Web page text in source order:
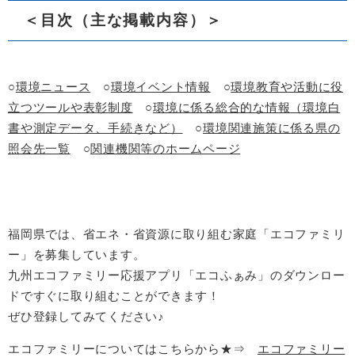
＜目次（主な掲載内容）＞
○環境ニュース ○環境イベント情報 ○環境教育や活動に役
立つツールや表彰制度 ○環境に係る総合的な情報（環境白
書や測定データ、手続きなど）
○環境関連施策に係る県の
照会先一覧
○関連機関等のホームページ
福岡県では、省エネ・省資源に取り組む家庭「エコファミリ
ー」を募集しています。
九州エコファミリー応援アプリ「エコふぁみ」のダウンロー
ドですぐに取り組むことができます！
ぜひ登録してみてください♪
エコファミリーについてはこちらから★⇒ エコファミリー